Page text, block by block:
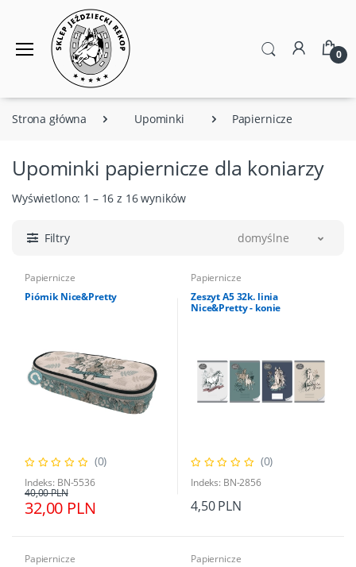
0
Strona główna Upominki Papiernicze
Upominki papiernicze dla koniarzy
Wyświetlono: 1 – 16 z 16 wyników
Filtry domyślne
Papiernicze
Piórnik Nice&Pretty
(0)
Indeks: BN-5536
32,00 PLN
40,00 PLN
Papiernicze
Zeszyt A5 32k. linia
Nice&Pretty - konie
(0)
Indeks: BN-2856
4,50 PLN
Papiernicze
Papiernicze